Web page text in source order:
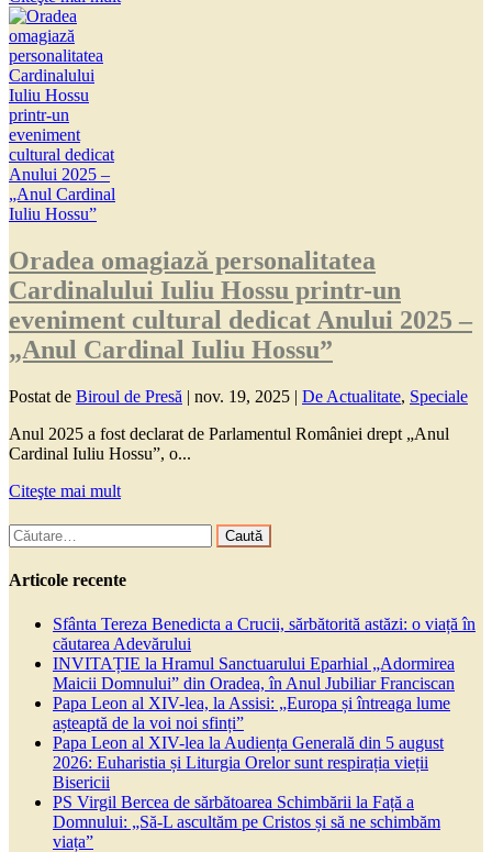
Oradea omagiază personalitatea
Cardinalului Iuliu Hossu printr-un
eveniment cultural dedicat Anului 2025 –
„Anul Cardinal Iuliu Hossu”
Postat de Biroul de Presă | nov. 19, 2025 | De Actualitate, Speciale
Anul 2025 a fost declarat de Parlamentul României drept „Anul
Cardinal Iuliu Hossu”, o...
Citeşte mai mult
Caută
după:
Articole recente
Sfânta Tereza Benedicta a Crucii, sărbătorită astăzi: o viață în
căutarea Adevărului
INVITAȚIE la Hramul Sanctuarului Eparhial „Adormirea
Maicii Domnului” din Oradea, în Anul Jubiliar Franciscan
Papa Leon al XIV-lea, la Assisi: „Europa și întreaga lume
așteaptă de la voi noi sfinți”
Papa Leon al XIV-lea la Audiența Generală din 5 august
2026: Euharistia și Liturgia Orelor sunt respirația vieții
Bisericii
PS Virgil Bercea de sărbătoarea Schimbării la Față a
Domnului: „Să-L ascultăm pe Cristos și să ne schimbăm
viața”